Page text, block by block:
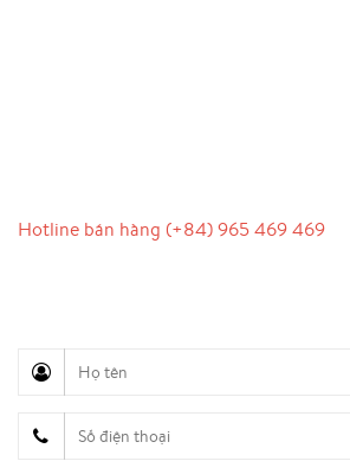
Hotline bán hàng (+84) 965 469 469